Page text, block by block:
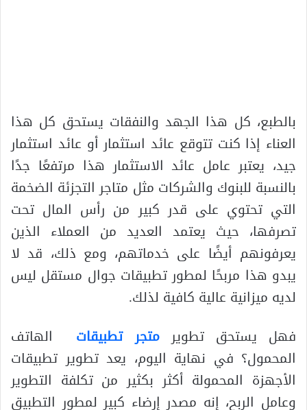
بالطبع، كل هذا الجهد والنفقات يستحق كل هذا
العناء إذا كنت تتوقع عائد استثمار أو عائد استثمار
جيد، يعتبر عامل عائد الاستثمار هذا مرتفعًا جدًا
بالنسبة للبنوك والشركات مثل متاجر التجزئة الضخمة
التي تحتوي على قدر كبير من رأس المال تحت
تصرفها، حيث يعتمد العديد من العملاء الذين
يعرفونهم أيضًا على خدماتهم، ومع ذلك، قد لا
يبدو هذا مربحًا لمطور تطبيقات جوال مستقل ليس
لديه ميزانية عالية كافية لذلك.
فهل يستحق تطويرمتجر تطبيقات الهاتف
المحمول؟ في نهاية اليوم، يعد تطوير تطبيقات
الأجهزة المحمولة أكثر بكثير من تكلفة التطوير
وعامل الربح، إنه مصدر إرضاء كبير لمطور التطبيق